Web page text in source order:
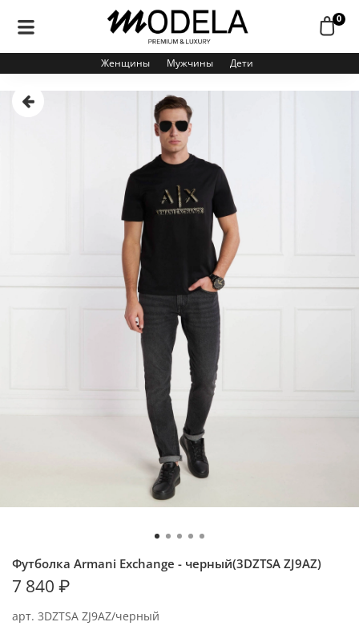
0
Женщины Мужчины Дети
арт. 3DZTSA ZJ9AZ/черный
Футболка Armani Exchange - черный(3DZTSA ZJ9AZ)
7 840 ₽